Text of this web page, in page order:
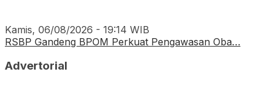
Kamis, 06/08/2026 - 19:14 WIB
RSBP Gandeng BPOM Perkuat Pengawasan Oba…
Advertorial